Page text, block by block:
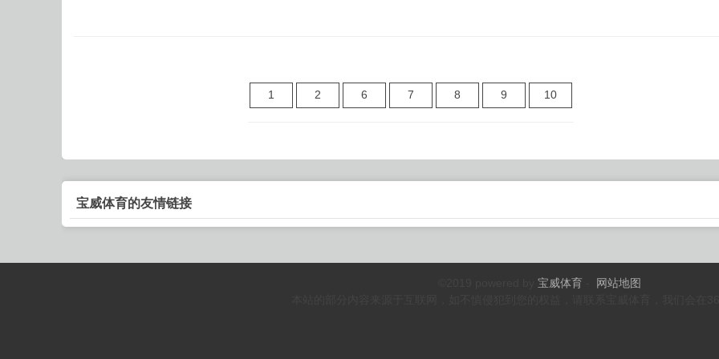
1 2 6 7 8 9 10
宝威体育的友情链接
宝威体育-
网站地图